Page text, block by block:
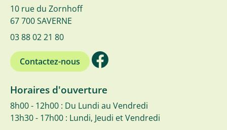
10 rue du Zornhoff
67 700 SAVERNE
03 88 02 21 80
Contactez-nous
Horaires d'ouverture
8h00 - 12h00 : Du Lundi au Vendredi
13h30 - 17h00 : Lundi, Jeudi et Vendredi